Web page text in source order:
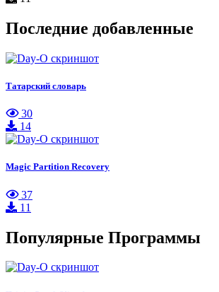
Последние добавленные
Татарский словарь
30
14
Magic Partition Recovery
37
11
Популярные Программы